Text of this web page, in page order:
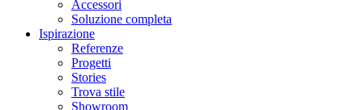
Accessori
Soluzione completa
Ispirazione
Referenze
Progetti
Stories
Trova stile
Showroom